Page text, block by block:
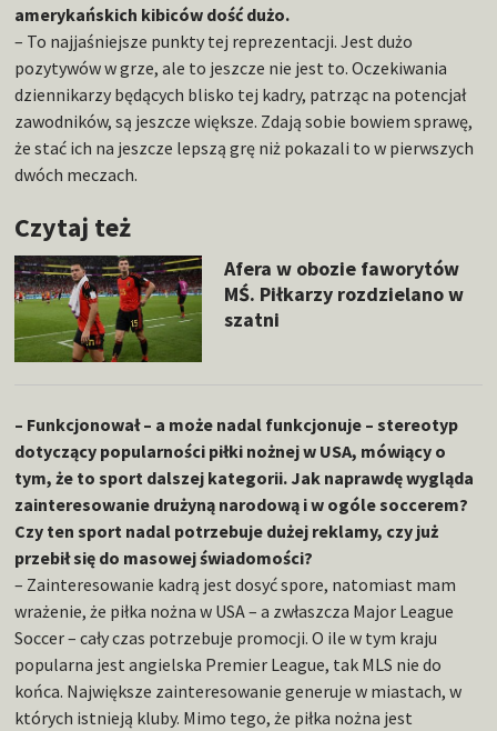
amerykańskich kibiców dość dużo.
– To najjaśniejsze punkty tej reprezentacji. Jest dużo
pozytywów w grze, ale to jeszcze nie jest to. Oczekiwania
dziennikarzy będących blisko tej kadry, patrząc na potencjał
zawodników, są jeszcze większe. Zdają sobie bowiem sprawę,
że stać ich na jeszcze lepszą grę niż pokazali to w pierwszych
dwóch meczach.
Czytaj też
Afera w obozie faworytów
MŚ. Piłkarzy rozdzielano w
szatni
– Funkcjonował – a może nadal funkcjonuje – stereotyp
dotyczący popularności piłki nożnej w USA, mówiący o
tym, że to sport dalszej kategorii. Jak naprawdę wygląda
zainteresowanie drużyną narodową i w ogóle soccerem?
Czy ten sport nadal potrzebuje dużej reklamy, czy już
przebił się do masowej świadomości?
– Zainteresowanie kadrą jest dosyć spore, natomiast mam
wrażenie, że piłka nożna w USA – a zwłaszcza Major League
Soccer – cały czas potrzebuje promocji. O ile w tym kraju
popularna jest angielska Premier League, tak MLS nie do
końca. Największe zainteresowanie generuje w miastach, w
których istnieją kluby. Mimo tego, że piłka nożna jest